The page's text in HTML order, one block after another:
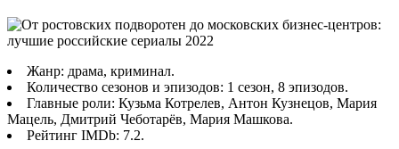
Жанр: драма, криминал.
Количество сезонов и эпизодов: 1 сезон, 8 эпизодов.
Главные роли: Кузьма Котрелев, Антон Кузнецов, Мария
Мацель, Дмитрий Чеботарёв, Мария Машкова.
Рейтинг IMDb: 7.2.